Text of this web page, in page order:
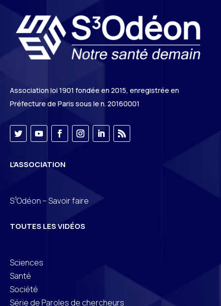
Association loi 1901 fondée en 2015, enregistrée en
Préfecture de Paris sous le n. 20160001
L’ASSOCIATION
S3Odéon – Savoir faire
TOUTES LES VIDÉOS
Sciences
Santé
Société
Série de Paroles de chercheurs